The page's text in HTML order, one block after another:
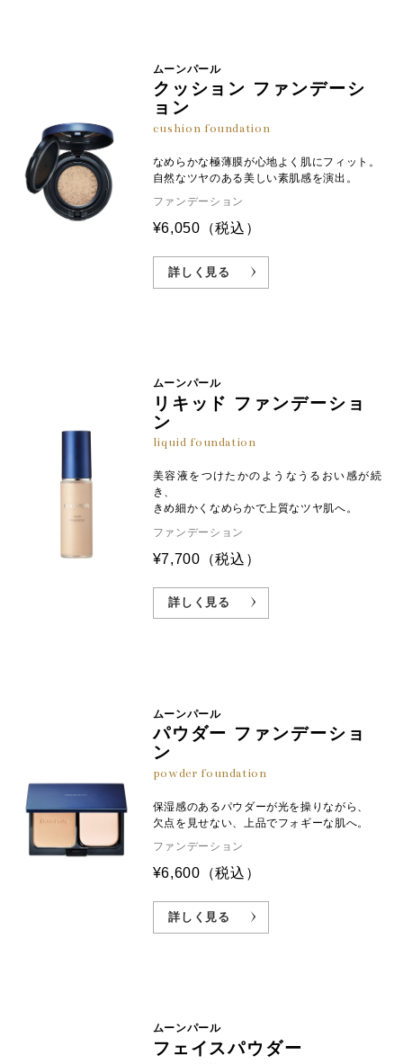
ムーンパール
クッション ファンデーシ
ョン
cushion foundation
なめらかな極薄膜が心地よく肌にフィット。
自然なツヤのある美しい素肌感を演出。
ファンデーション
¥6,050 （税込）
詳しく見る
ムーンパール
リキッド ファンデーショ
ン
liquid foundation
美容液をつけたかのようなうるおい感が続
き、
きめ細かくなめらかで上質なツヤ肌へ。
ファンデーション
¥7,700 （税込）
詳しく見る
ムーンパール
パウダー ファンデーショ
ン
powder foundation
保湿感のあるパウダーが光を操りながら、
欠点を見せない、上品でフォギーな肌へ。
ファンデーション
¥6,600 （税込）
詳しく見る
ムーンパール
フェイスパウダー